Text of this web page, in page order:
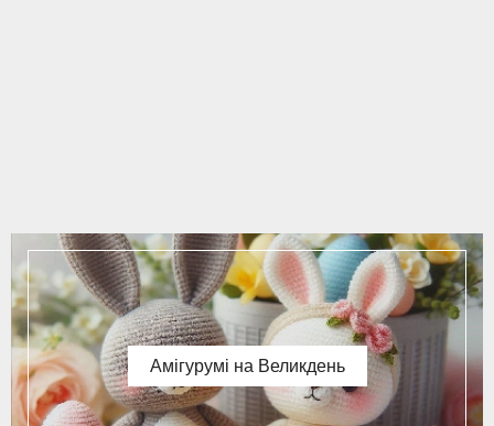
Амігурумі на Великдень